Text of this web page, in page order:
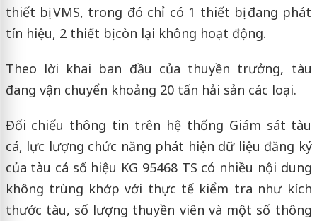
thiết bị VMS, trong đó chỉ có 1 thiết bị đang phát
tín hiệu, 2 thiết bị còn lại không hoạt động.
Theo lời khai ban đầu của thuyền trưởng, tàu
đang vận chuyển khoảng 20 tấn hải sản các loại.
Đối chiếu thông tin trên hệ thống Giám sát tàu
cá, lực lượng chức năng phát hiện dữ liệu đăng ký
của tàu cá số hiệu KG 95468 TS có nhiều nội dung
không trùng khớp với thực tế kiểm tra như kích
thước tàu, số lượng thuyền viên và một số thông